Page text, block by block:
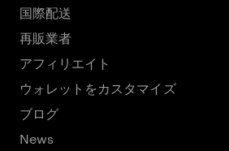
国際配送
再販業者
アフィリエイト
ウォレットをカスタマイズ
ブログ
News